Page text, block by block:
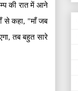
की रात में आने
से कहा, "माँजब
,तब बहुत सारे